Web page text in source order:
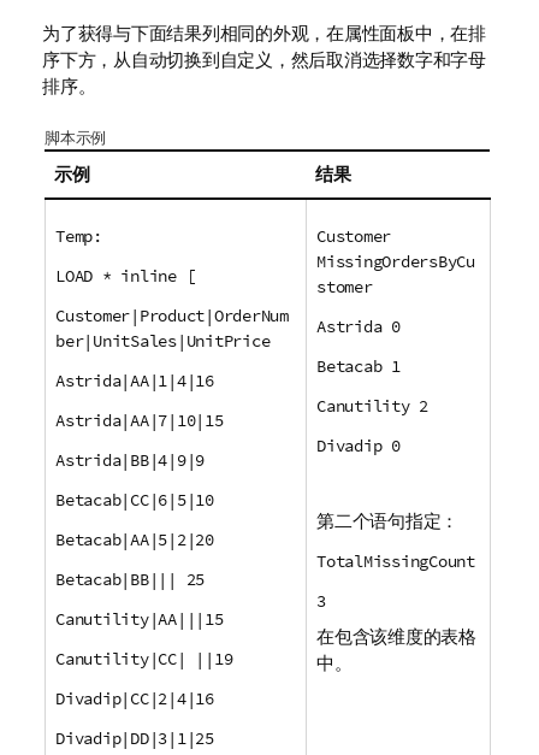
为了获得与下面结果列相同的外观，在属性面板中，在排
序下方，从自动切换到自定义，然后取消选择数字和字母
排序。
脚本示例
示例 结果
Temp:
LOAD * inline [
Customer|Product|OrderNum
ber|UnitSales|UnitPrice
Astrida|AA|1|4|16
Astrida|AA|7|10|15
Astrida|BB|4|9|9
Betacab|CC|6|5|10
Betacab|AA|5|2|20
Betacab|BB||| 25
Canutility|AA|||15
Canutility|CC| ||19
Divadip|CC|2|4|16
Divadip|DD|3|1|25
Customer
MissingOrdersByCu
stomer
Astrida 0
Betacab 1
Canutility 2
Divadip 0
第二个语句指定：
TotalMissingCount
3
在包含该维度的表格
中。